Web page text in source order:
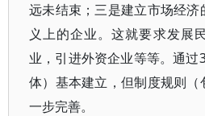
远未结束；三是建立市场经
义上的企业。这就要求发展
业，引进外资企业等等。通过
体）基本建立，但制度规则
一步完善。